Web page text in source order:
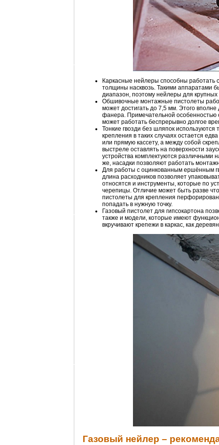
Каркасные нейлеры способны работать
толщины насквозь. Такими аппаратами
диапазон, поэтому нейлеры для
Обшивочные монтажные пистолеты
может достигать до 7,5 мм. Этого
фанера. Примечательной особенностью
может работать беспрерывно долгое
Тонкие гвозди без шляпок
крепления в таких случаях остается
или прямую кассету, а между собой
выстреле оставлять на поверхности
устройства комплектуются различными
же, насадки позволяют работать
Для работы с оцинкованным ершённым
длина расходников позволяет
относятся и инструменты, которые по
черепицы. Отличие может быть разве
пистолеты для крепления
попадать в нужную точку.
Газовый пистолет для гипсокартона
также и модели, которые имеют
вкручивают крепежи в каркас, как
Газовый нейлер –